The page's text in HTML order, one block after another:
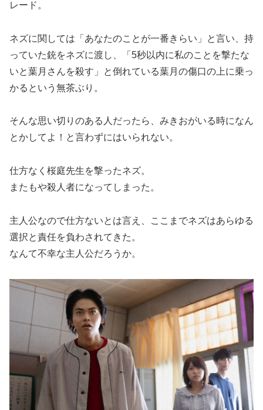
レード。
ネズに関しては「あなたのことが一番きらい」と言い、持
っていた銃をネズに渡し、「5秒以内に私のことを撃たな
いと葉月さんを殺す」と倒れている葉月の傷口の上に乗っ
かるという無茶ぶり。
そんな思い切りのある人だったら、みきおがいる時になん
とかしてよ！と言わずにはいられない。
仕方なく桜庭先生を撃ったネズ。
またもや殺人者になってしまった。
主人公なので仕方ないとは言え、ここまでネズはあらゆる
選択と責任を負わされてきた。
なんて不幸な主人公だろうか。